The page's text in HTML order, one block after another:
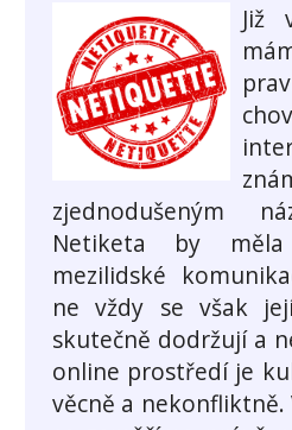
Již
zjednodušeným
Netiketa by
mezilidské
ne vždy se však
skutečně dodržují a
online prostředí je
věcně a nekonfliktně.